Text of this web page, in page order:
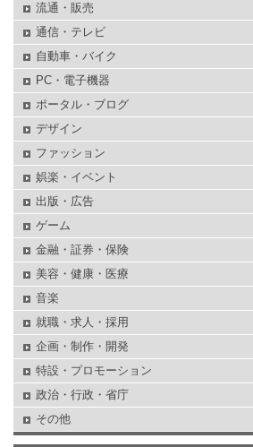
流通・販売
通信・テレビ
自動車・バイク
PC・電子機器
ポータル・ブログ
デザイン
ファッション
娯楽・イベント
出版・広告
ゲーム
金融・証券・保険
美容・健康・医療
音楽
就職・求人・採用
企画・制作・開発
特設・プロモーション
政治・行政・省庁
その他